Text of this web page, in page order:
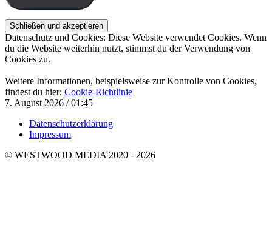
Datenschutz und Cookies: Diese Website verwendet Cookies. Wenn
du die Website weiterhin nutzt, stimmst du der Verwendung von
Cookies zu.
Weitere Informationen, beispielsweise zur Kontrolle von Cookies,
findest du hier: Cookie-Richtlinie
7. August 2026 / 01:45
Datenschutzerklärung
Impressum
© WESTWOOD MEDIA 2020 - 2026